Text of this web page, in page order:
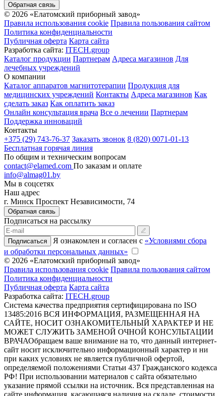
Обратная связь
© 2026 «Елатомский приборный завод»
Правила использования cookie Правила пользования сайтом
Политика конфиденциальности
Публичная оферта Карта сайта
Разработка сайта: ITECH.group
Каталог продукции Партнерам Адреса магазинов Для
лечебных учреждений
О компании
Каталог аппаратов магнитотерапии Продукция для
медицинских учреждений Контакты Адреса магазинов Как
сделать заказ Как оплатить заказ
Онлайн консультация врача Все о лечении Партнерам
Поддержка инноваций
Контакты
+375 (29) 743-76-37 Заказать звонок 8 (820) 0071-01-13
Бесплатная горячая линия
По общим и техническим вопросам
contact@elamed.com По заказам и оплате
info@almag01.by
Мы в соцсетях
Наш адрес
г. Минск Проспект Независимости, 74
Обратная связь
Подписаться на рассылку
Подписаться Я ознакомлен и согласен с «Условиями сбора
и обработки персональных данных»
© 2026 «Елатомский приборный завод»
Правила использования cookie Правила пользования сайтом
Политика конфиденциальности
Публичная оферта Карта сайта
Разработка сайта: ITECH.group
Система качества предприятия сертифицирована по ISO
13485:2016 ВСЯ ИНФОРМАЦИЯ, РАЗМЕЩЕННАЯ НА
САЙТЕ, НОСИТ ОЗНАКОМИТЕЛЬНЫЙ ХАРАКТЕР И НЕ
МОЖЕТ СЛУЖИТЬ ЗАМЕНОЙ ОЧНОЙ КОНСУЛЬТАЦИИ
ВРАЧАОбращаем ваше внимание на то, что данный интернет-
сайт носит исключительно информационный характер и ни
при каких условиях не является публичной офертой,
определяемой положениями Статьи 437 Гражданского кодекса
РФ! При использовании материалов с сайта обязательно
указание прямой ссылки на источник. Вся представленная на